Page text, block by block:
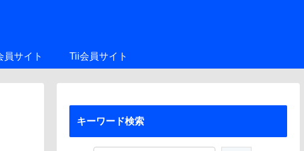
員サイト Tii会員サイト
キーワード検索